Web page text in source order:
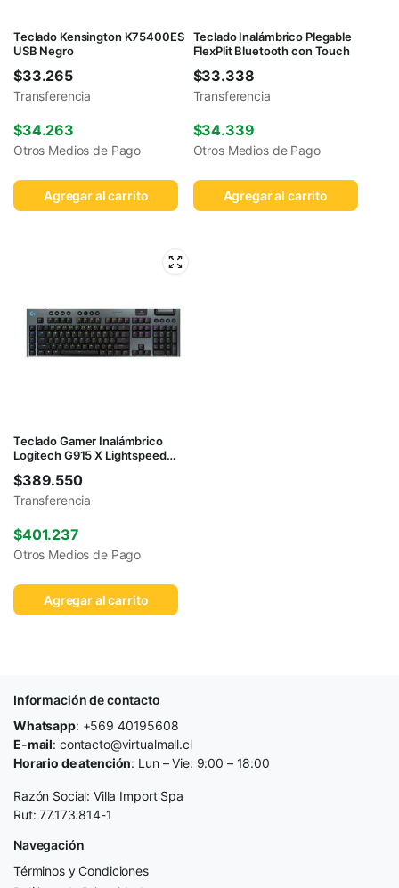
Teclado Kensington K75400ES
USB Negro
$33.265
Transferencia
$34.263
Otros Medios de Pago
Agregar al carrito
Teclado Inalámbrico Plegable
FlexPlit Bluetooth con Touch
$33.338
Transferencia
$34.339
Otros Medios de Pago
Agregar al carrito
Teclado Gamer Inalámbrico
Logitech G915 X Lightspeed
$389.550
Transferencia
$401.237
Otros Medios de Pago
Agregar al carrito
Información de contacto
Whatsapp: +569 40195608
E-mail: contacto@virtualmall.cl
Horario de atención: Lun – Vie: 9:00 – 18:00
Razón Social: Villa Import Spa
Rut: 77.173.814-1
Navegación
Términos y Condiciones